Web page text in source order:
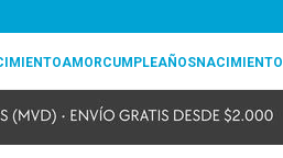
AMORCUMPLEAÑOSNACIMIENTO